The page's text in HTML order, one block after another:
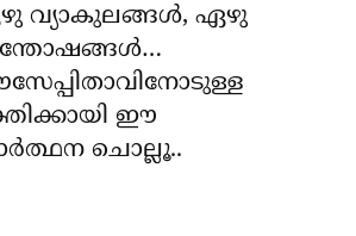
വ്യാകുലങ്ങള്‍, ഏഴു
ഈ
ചൊല്ലൂ..